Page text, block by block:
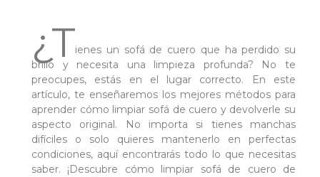
¿Tienes un sofá de cuero que ha perdido su
brillo y necesita una limpieza profunda? No te
preocupes, estás en el lugar correcto. En este
artículo, te enseñaremos los mejores métodos para
aprender cómo limpiar sofá de cuero y devolverle su
aspecto original. No importa si tienes manchas
difíciles o solo quieres mantenerlo en perfectas
condiciones, aquí encontrarás todo lo que necesitas
saber. ¡Descubre cómo limpiar sofá de cuero de